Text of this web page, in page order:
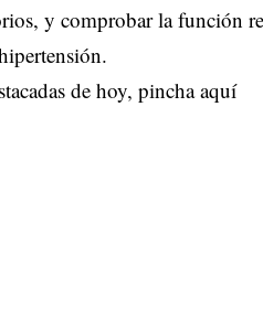
y comprobar la función
de hoy,pincha aquí